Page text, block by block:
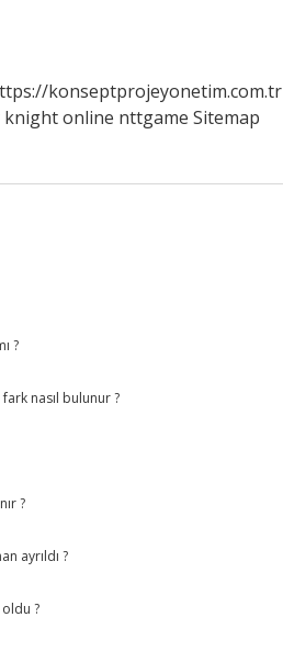
konseptprojeyonetim.com.tr
knight online nttgame Sitemap
?
nasıl bulunur ?
?
ayrıldı ?
oldu ?